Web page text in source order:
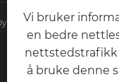
© 2023 Ningbo
Vi bruker
en bedre
nettstedstrafikk
å bruke denne